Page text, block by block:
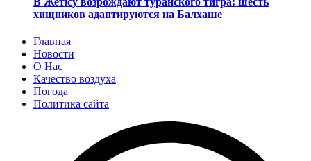
хищников адаптируются на Балхаше
Главная
Новости
О Нас
Качество воздуха
Погода
Политика сайта